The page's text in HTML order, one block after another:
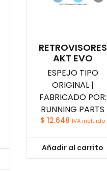
RETROVISORES
AKT EVO
ESPEJO TIPO
ORIGINAL |
FABRICADO POR:
RUNNING PARTS
$ 12.648 IVA incluido
Añadir al carrito